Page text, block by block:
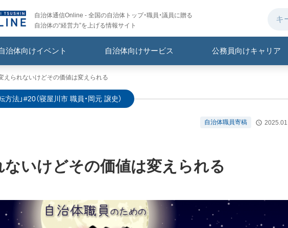
自治体通信Online - 全国の自治体トップ・職員・議員に贈る
自治体の“経営力”を上げる情報サイト
治体向けイベント 自治体向けサービス 公務員向けキャリア
えられないけどその価値は変えられる
法」#20（寝屋川市 職員・岡元 譲史）
自治体職員寄稿
いけどその価値は変えられる